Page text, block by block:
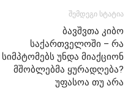
შემდეგი სტატია
ბავშვთა კიბო
საქართველოში – რა
სიმპტომებს უნდა მიაქციონ
მშობლებმა ყურადღება?
უფასოა თუ არა